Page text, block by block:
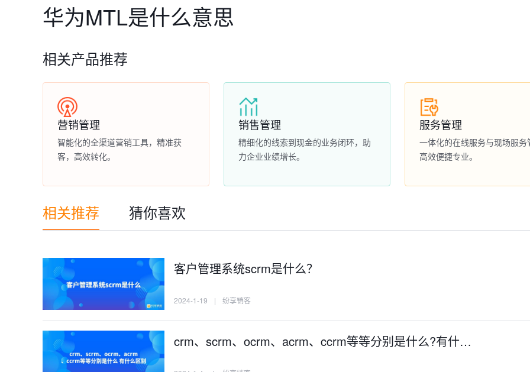
华为MTL是什么意思
相关产品推荐
营销管理
智能化的全渠道营销工具，精准获
客，高效转化。
销售管理
精细化的线索到现金的业务闭环，助
力企业业绩增长。
服务管理
一体化的在线服务与现场服务
高效便捷专业。
相关推荐 猜你喜欢
客户管理系统scrm是什么？
2024-1-19 | 纷享销客
crm、scrm、ocrm、acrm、ccrm等等分别是什么?有什…